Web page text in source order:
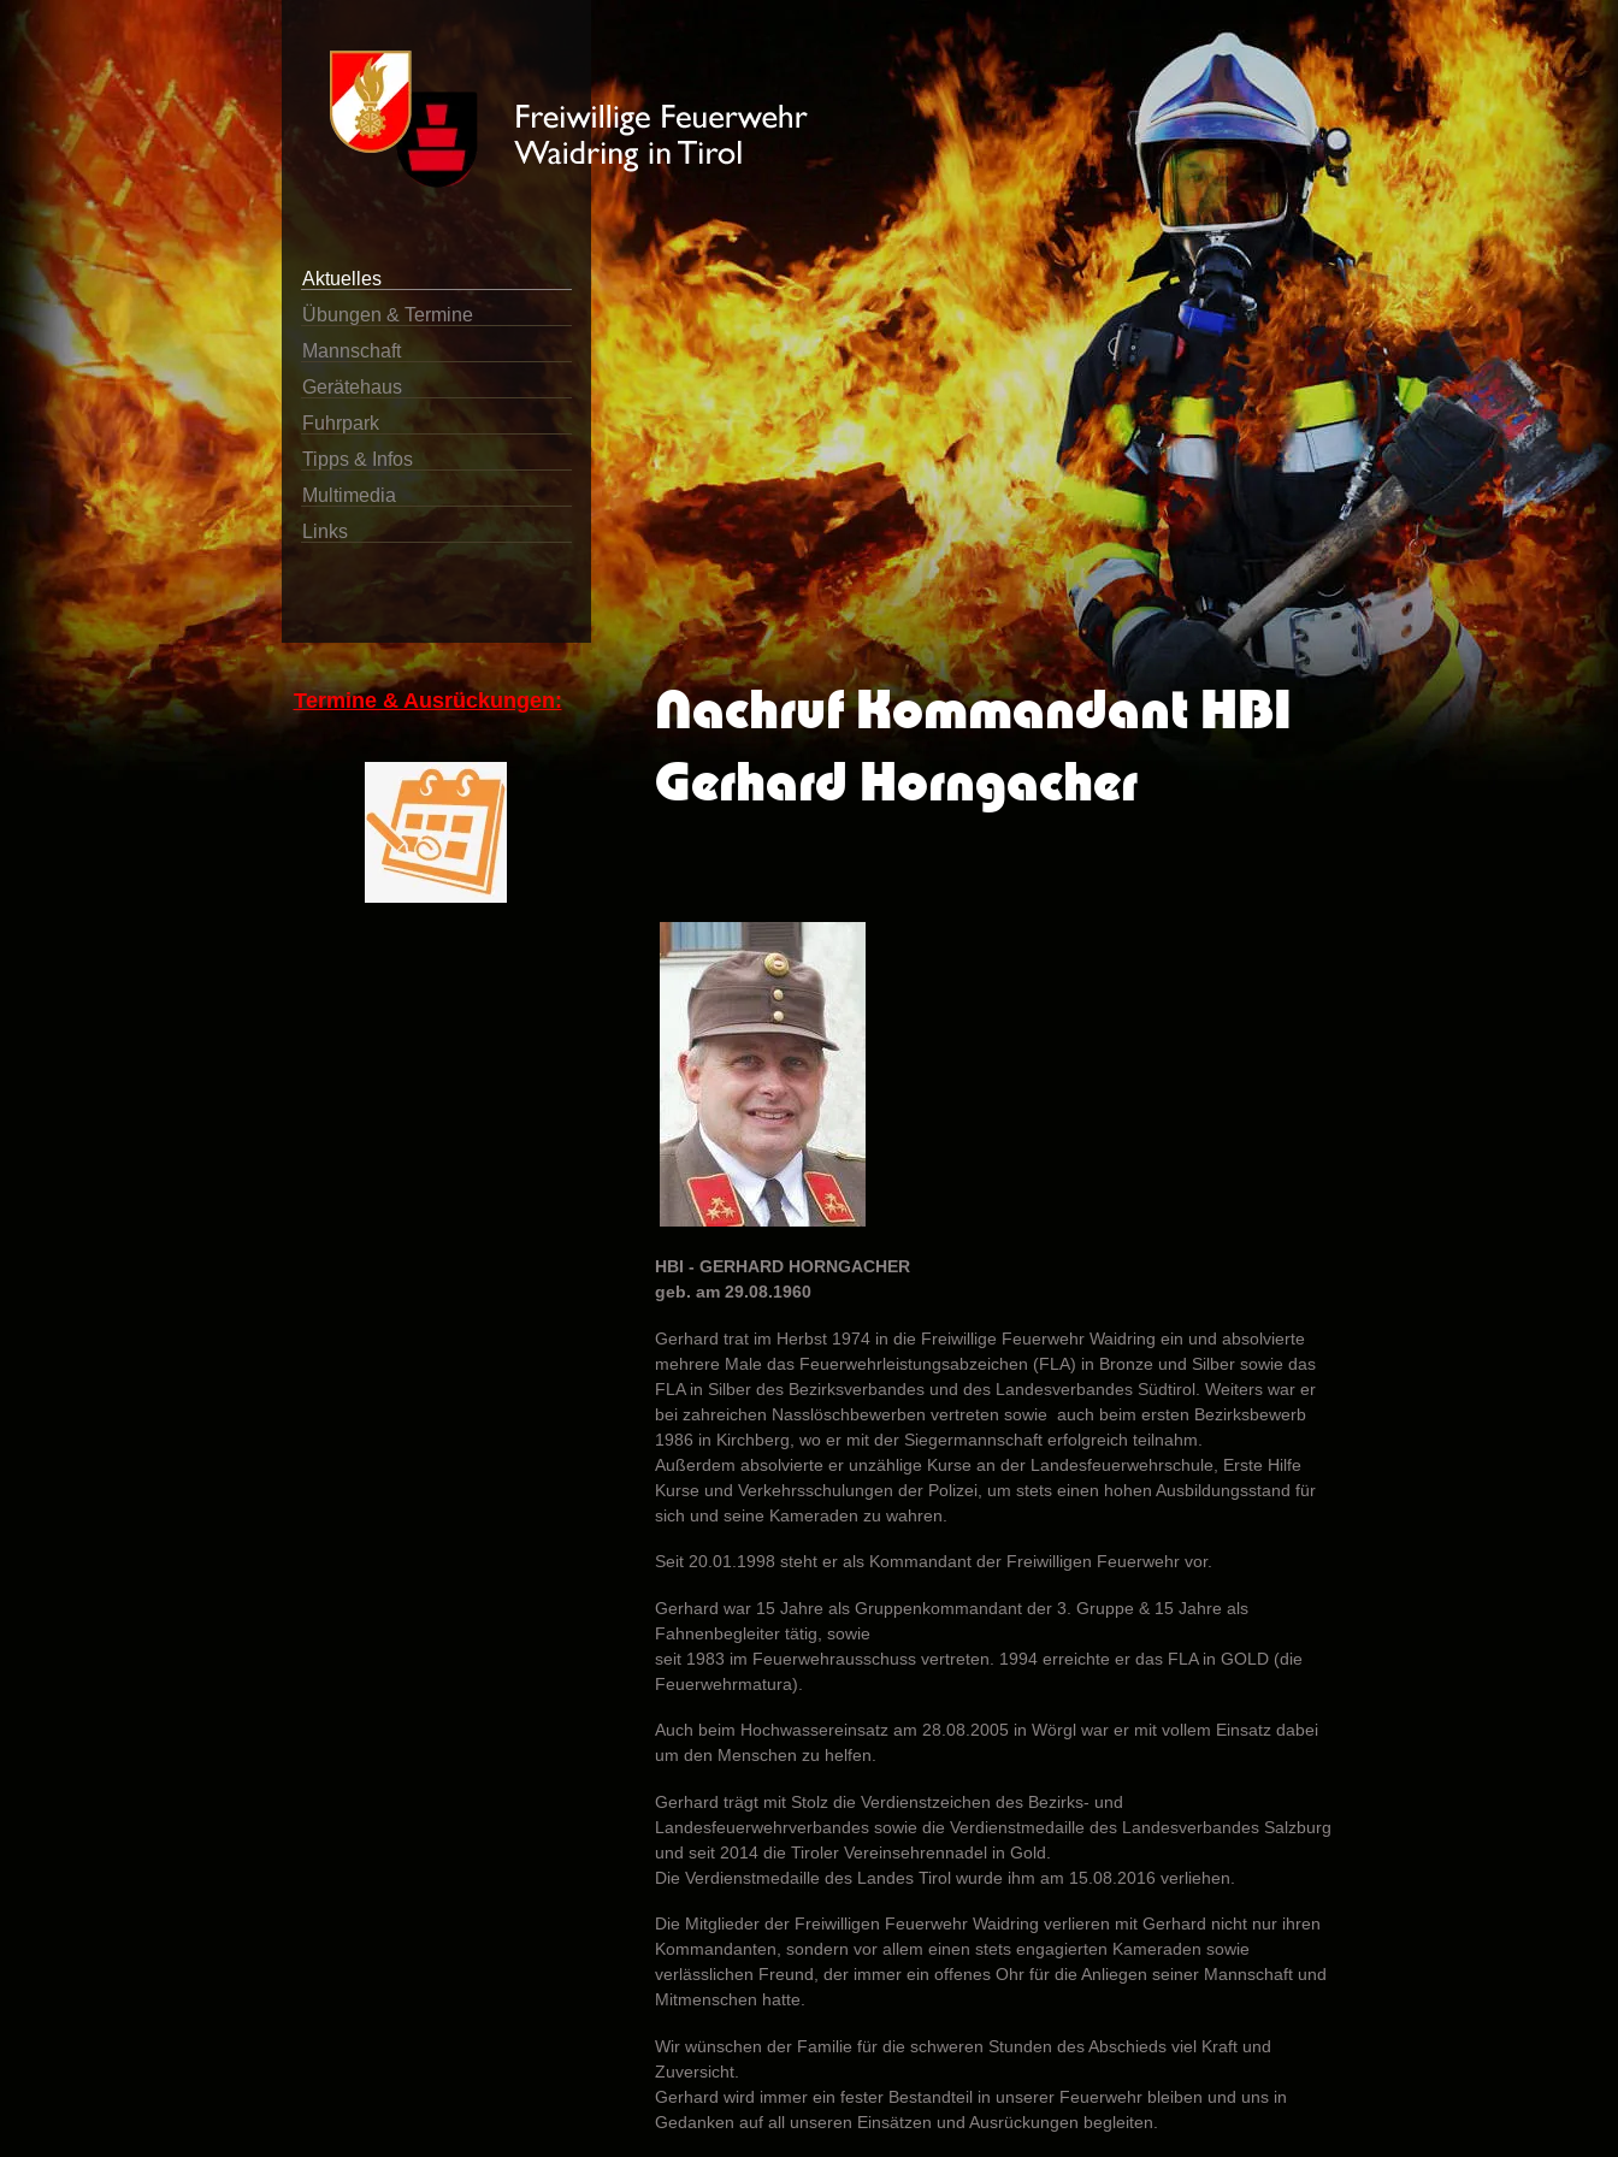
Aktuelles
Übungen & Termine
Mannschaft
Gerätehaus
Fuhrpark
Tipps & Infos
Multimedia
Links
Termine & Ausrückungen:
Nachruf Kommandant HBI
Gerhard Horngacher
HBI - GERHARD HORNGACHER
geb. am 29.08.1960
Gerhard trat im Herbst 1974 in die Freiwillige Feuerwehr Waidring ein und absolvierte
mehrere Male das Feuerwehrleistungsabzeichen (FLA) in Bronze und Silber sowie das
FLA in Silber des Bezirksverbandes und des Landesverbandes Südtirol. Weiters war er
bei zahreichen Nasslöschbewerben vertreten sowie auch beim ersten Bezirksbewerb
1986 in Kirchberg, wo er mit der Siegermannschaft erfolgreich teilnahm.
Außerdem absolvierte er unzählige Kurse an der Landesfeuerwehrschule, Erste Hilfe
Kurse und Verkehrsschulungen der Polizei, um stets einen hohen Ausbildungsstand für
sich und seine Kameraden zu wahren.
Seit 20.01.1998 steht er als Kommandant der Freiwilligen Feuerwehr vor.
Gerhard war 15 Jahre als Gruppenkommandant der 3. Gruppe & 15 Jahre als
Fahnenbegleiter tätig, sowie
seit 1983 im Feuerwehrausschuss vertreten. 1994 erreichte er das FLA in GOLD (die
Feuerwehrmatura).
Auch beim Hochwassereinsatz am 28.08.2005 in Wörgl war er mit vollem Einsatz dabei
um den Menschen zu helfen.
Gerhard trägt mit Stolz die Verdienstzeichen des Bezirks- und
Landesfeuerwehrverbandes sowie die Verdienstmedaille des Landesverbandes Salzburg
und seit 2014 die Tiroler Vereinsehrennadel in Gold.
Die Verdienstmedaille des Landes Tirol wurde ihm am 15.08.2016 verliehen.
Die Mitglieder der Freiwilligen Feuerwehr Waidring verlieren mit Gerhard nicht nur ihren
Kommandanten, sondern vor allem einen stets engagierten Kameraden sowie
verlässlichen Freund, der immer ein offenes Ohr für die Anliegen seiner Mannschaft und
Mitmenschen hatte.
Wir wünschen der Familie für die schweren Stunden des Abschieds viel Kraft und
Zuversicht.
Gerhard wird immer ein fester Bestandteil in unserer Feuerwehr bleiben und uns in
Gedanken auf all unseren Einsätzen und Ausrückungen begleiten.